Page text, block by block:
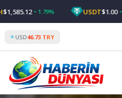
to
content
1.79% USDT$1.00
USD46.73 TRY